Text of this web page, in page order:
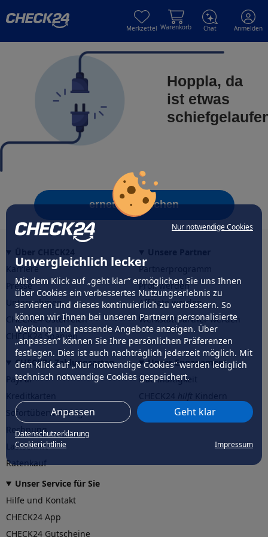
Nur notwendige Cookies
Unvergleichlich lecker
Mit dem Klick auf „geht klar” ermöglichen Sie uns Ihnen
über Cookies ein verbessertes Nutzungserlebnis zu
servieren und dieses kontinuierlich zu verbessern. So
können wir Ihnen bei unseren Partnern personalisierte
Werbung und passende Angebote anzeigen. Über
„anpassen” können Sie Ihre persönlichen Präferenzen
festlegen. Dies ist auch nachträglich jederzeit möglich. Mit
dem Klick auf „Nur notwendige Cookies” werden lediglich
technisch notwendige Cookies gespeichert.
Anpassen Geht klar
Datenschutzerklärung
Cookierichtlinie
Impressum
Merkzettel Warenkorb Chat Anmelden
Hoppla, da
ist etwas
erneut versuchen
Karriere
Presse
Unternehmen
CHECK24 Österreich
CHECK24 Spanien
Partnerprogramm
Profi werden
Affiliate werden
Werkstattpartner werden
CHECK24 Zahlungsarten
PayPal
Sofortüberweisung
Rechnung
Lastschrift
Ratenkauf
Unser Engagement
Nachhaltigkeit
CHECK24hilftder Natur
Unser Service für Sie
Hilfe und Kontakt
CHECK24 App
CHECK24 Gutscheine